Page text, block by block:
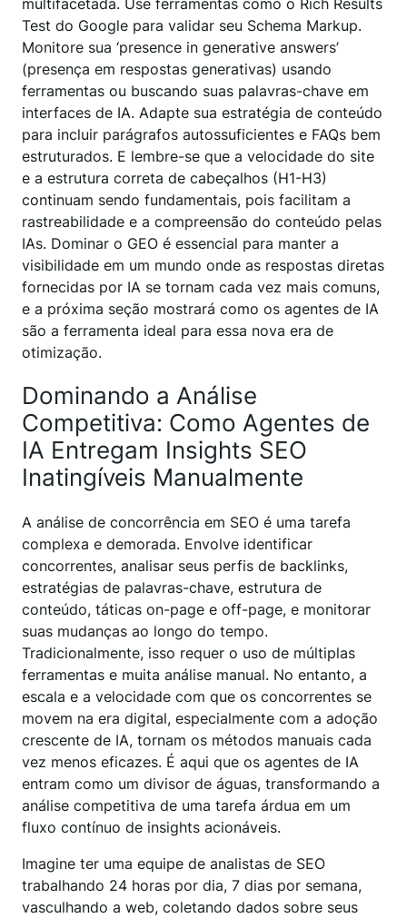
multifacetada. Use ferramentas como o Rich Results
Test do Google para validar seu Schema Markup.
Monitore sua ‘presence in generative answers’
(presença em respostas generativas) usando
ferramentas ou buscando suas palavras-chave em
interfaces de IA. Adapte sua estratégia de conteúdo
para incluir parágrafos autossuficientes e FAQs bem
estruturados. E lembre-se que a velocidade do site
e a estrutura correta de cabeçalhos (H1-H3)
continuam sendo fundamentais, pois facilitam a
rastreabilidade e a compreensão do conteúdo pelas
IAs. Dominar o GEO é essencial para manter a
visibilidade em um mundo onde as respostas diretas
fornecidas por IA se tornam cada vez mais comuns,
e a próxima seção mostrará como os agentes de IA
são a ferramenta ideal para essa nova era de
otimização.
Dominando a Análise
Competitiva: Como Agentes de
IA Entregam Insights SEO
Inatingíveis Manualmente
A análise de concorrência em SEO é uma tarefa
complexa e demorada. Envolve identificar
concorrentes, analisar seus perfis de backlinks,
estratégias de palavras-chave, estrutura de
conteúdo, táticas on-page e off-page, e monitorar
suas mudanças ao longo do tempo.
Tradicionalmente, isso requer o uso de múltiplas
ferramentas e muita análise manual. No entanto, a
escala e a velocidade com que os concorrentes se
movem na era digital, especialmente com a adoção
crescente de IA, tornam os métodos manuais cada
vez menos eficazes. É aqui que os agentes de IA
entram como um divisor de águas, transformando a
análise competitiva de uma tarefa árdua em um
fluxo contínuo de insights acionáveis.
Imagine ter uma equipe de analistas de SEO
trabalhando 24 horas por dia, 7 dias por semana,
vasculhando a web, coletando dados sobre seus